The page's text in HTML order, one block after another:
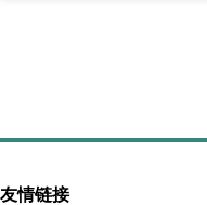
友情链接